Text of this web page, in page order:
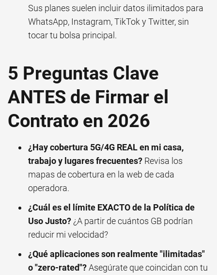
Sus planes suelen incluir datos ilimitados para
WhatsApp, Instagram, TikTok y Twitter, sin
tocar tu bolsa principal.
5 Preguntas Clave
ANTES de Firmar el
Contrato en 2026
¿Hay cobertura 5G/4G REAL en mi casa,
trabajo y lugares frecuentes? Revisa los
mapas de cobertura en la web de cada
operadora.
¿Cuál es el límite EXACTO de la Política de
Uso Justo? ¿A partir de cuántos GB podrían
reducir mi velocidad?
¿Qué aplicaciones son realmente "ilimitadas"
o "zero-rated"?Asegúrate que coincidan con tu